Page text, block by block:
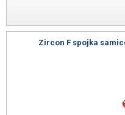
Zircon F spojka